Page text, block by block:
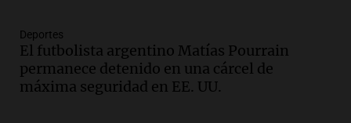
Audio.
Córdoba espera a León XIV con el
recuerdo del paso de Juan Pablo II: "Te
traspasaba con la mirada"
Amamos los Domingos
Deportes
El futbolista argentino Matías Pourrain
permanece detenido en una cárcel de
máxima seguridad en EE. UU.